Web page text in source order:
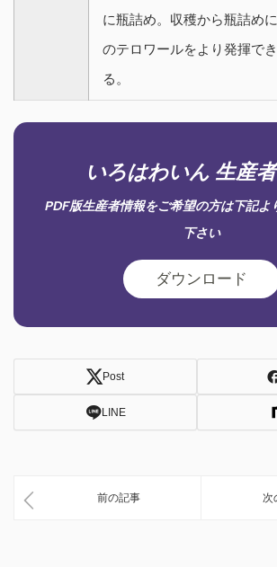
に瓶詰め。収穫から瓶詰め
のテロワールをより発揮で
る。
いろはわいん 生産
PDF版生産者情報をご希望の方は下記よ
下さい
ダウンロード
Post
LINE
前の記事 次